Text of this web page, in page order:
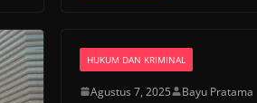
HUKUM DAN KRIMINAL
Agustus 7, 2025 Bayu Pratama